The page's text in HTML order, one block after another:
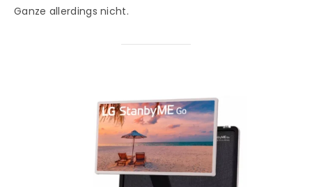
Ganze allerdings nicht.